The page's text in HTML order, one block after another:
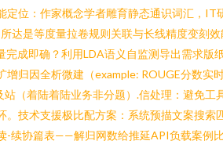
定位：作家概念学者雕育静态通识词汇，
达是等度量拉卷规则关联与长线精度变刻
成即确？利用LDA语义自监测导出需求
增归因全析微建（example: ROUGE分数
（着陆着陆业务非分题）.信处理：避免
。技术支援极比配方案：系统预描文案搜
-续协篇表——解归网数给推延API负载案例